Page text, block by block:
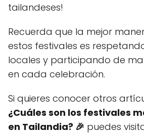
tailandeses!
Recuerda que la mejor
estos festivales es
locales y participando de
en cada celebración.
Si quieres conocer otros
¿Cuáles son los festivales
en Tailandia? 🎉 puedes